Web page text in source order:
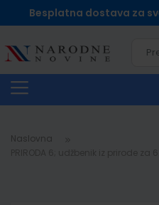
Besplatna dostava za
Naslovna